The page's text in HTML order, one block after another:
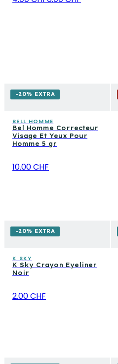
-20% EXTRA
BELL HOMME
Bel Homme Correcteur
Visage Et Yeux Pour
Homme 5 gr
10.00 CHF
-20% EXTRA
K SKY
K Sky Crayon Eyeliner
Noir
2.00 CHF